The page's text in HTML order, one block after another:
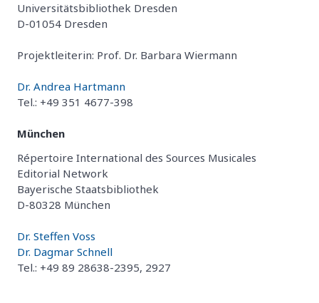
Universitätsbibliothek Dresden
D-01054 Dresden
Projektleiterin: Prof. Dr. Barbara Wiermann
Dr. Andrea Hartmann
Tel.: +49 351 4677-398
München
Répertoire International des Sources Musicales
Editorial Network
Bayerische Staatsbibliothek
D-80328 München
Dr. Steffen Voss
Dr. Dagmar Schnell
Tel.: +49 89 28638-2395, 2927